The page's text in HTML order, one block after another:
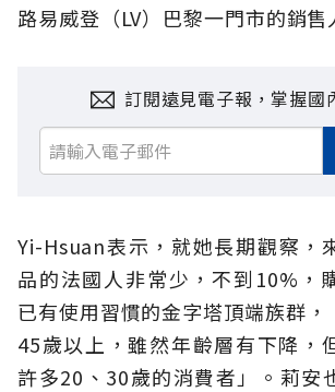
路易威登（LV）巴黎一門市的銷售
訂閱遠見電子報，掌握國
Yi-Hsuan表示，就她長期觀察，
品的法國人非常少，不到10%，
已有使用習慣的金字塔頂端族群，
45歲以上，雖然年齡層有下降，
許多20、30歲的消費者」。莉安